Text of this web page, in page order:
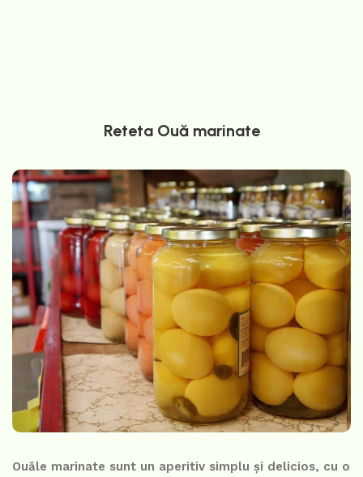
Reteta Ouă marinate
Ouăle marinate sunt un aperitiv simplu și delicios, cu o